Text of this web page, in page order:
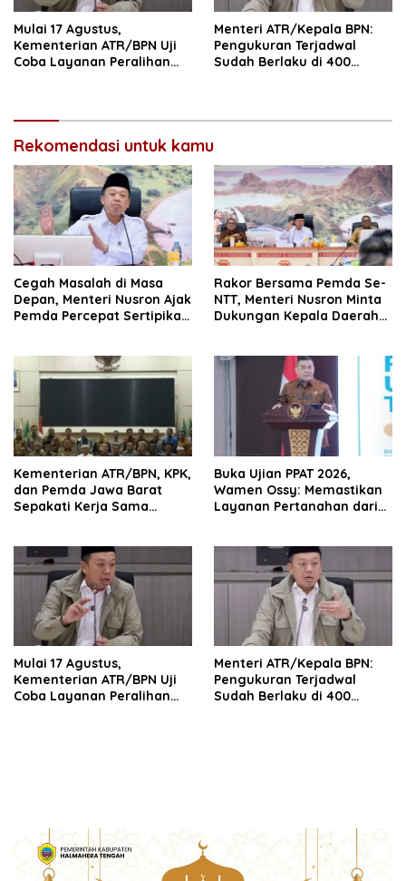
Mulai 17 Agustus,
Kementerian ATR/BPN Uji
Coba Layanan Peralihan
Menteri ATR/Kepala BPN:
Pengukuran Terjadwal
Sudah Berlaku di 400
Rekomendasi untuk kamu
Cegah Masalah di Masa
Depan, Menteri Nusron Ajak
Pemda Percepat Sertipikasi
Rakor Bersama Pemda Se-
NTT, Menteri Nusron Minta
Dukungan Kepala Daerah
Kementerian ATR/BPN, KPK,
dan Pemda Jawa Barat
Sepakati Kerja Sama
Ekonomi Daerah
Buka Ujian PPAT 2026,
Wamen Ossy: Memastikan
Layanan Pertanahan dari
Berintegritas
Mulai 17 Agustus,
Kementerian ATR/BPN Uji
Coba Layanan Peralihan
Menteri ATR/Kepala BPN:
Pengukuran Terjadwal
Sudah Berlaku di 400